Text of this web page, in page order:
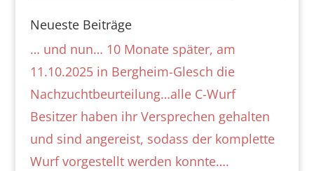
Neueste Beiträge
… und nun… 10 Monate später, am
11.10.2025 in Bergheim-Glesch die
Nachzuchtbeurteilung…alle C-Wurf
Besitzer haben ihr Versprechen gehalten
und sind angereist, sodass der komplette
Wurf vorgestellt werden konnte….